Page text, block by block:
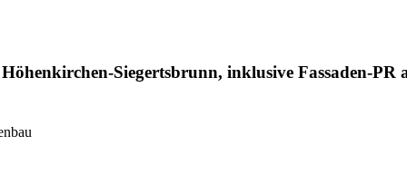
Siegertsbrunn, inklusive Fassaden-